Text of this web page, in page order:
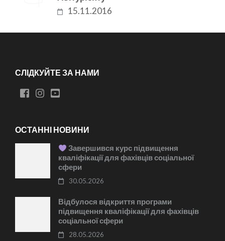
15.11.2016
СЛІДКУЙТЕ ЗА НАМИ
ОСТАННІ НОВИНИ
Завершився курс підвищення
кваліфікації для фахівців соціальної
сфери
30.05.2026
Відбулося відкриття програми
підвищення кваліфікації для фахівців
соціальної сфери
28.05.2026